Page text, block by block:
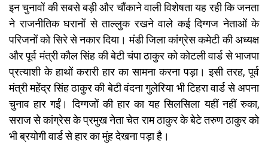
इन चुनावों की सबसे बड़ी और चौंकाने वाली विशेषता यह रही कि जनता
ने राजनीतिक घरानों से ताल्लुक रखने वाले कई दिग्गज नेताओं के
परिजनों को सिरे से नकार दिया। मंडी जिला कांग्रेस कमेटी की अध्यक्ष
और पूर्व मंत्री कौल सिंह की बेटी चंपा ठाकुर को कोटली वार्ड से भाजपा
प्रत्याशी के हाथों करारी हार का सामना करना पड़ा। इसी तरह, पूर्व
मंत्री महेंद्र सिंह ठाकुर की बेटी वंदना गुलेरिया भी टिहरा वार्ड से अपना
चुनाव हार गईं। दिग्गजों की हार का यह सिलसिला यहीं नहीं रुका,
सराज से कांग्रेस के प्रमुख नेता चेत राम ठाकुर के बेटे तरुण ठाकुर को
भी ब्रयोगी वार्ड से हार का मुंह देखना पड़ा है।